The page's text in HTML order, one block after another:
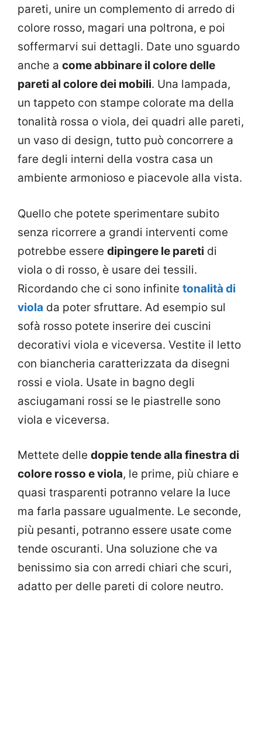
pareti, unire un complemento di arredo di
colore rosso, magari una poltrona, e poi
soffermarvi sui dettagli. Date uno sguardo
anche a come abbinare il colore delle
pareti al colore dei mobili. Una lampada,
un tappeto con stampe colorate ma della
tonalità rossa o viola, dei quadri alle pareti,
un vaso di design, tutto può concorrere a
fare degli interni della vostra casa un
ambiente armonioso e piacevole alla vista.
Quello che potete sperimentare subito
senza ricorrere a grandi interventi come
potrebbe essere dipingere le pareti di
viola o di rosso, è usare dei tessili.
Ricordando che ci sono infinite tonalità di
viola da poter sfruttare. Ad esempio sul
sofà rosso potete inserire dei cuscini
decorativi viola e viceversa. Vestite il letto
con biancheria caratterizzata da disegni
rossi e viola. Usate in bagno degli
asciugamani rossi se le piastrelle sono
viola e viceversa.
Mettete delle doppie tende alla finestra di
colore rosso e viola, le prime, più chiare e
quasi trasparenti potranno velare la luce
ma farla passare ugualmente. Le seconde,
più pesanti, potranno essere usate come
tende oscuranti. Una soluzione che va
benissimo sia con arredi chiari che scuri,
adatto per delle pareti di colore neutro.